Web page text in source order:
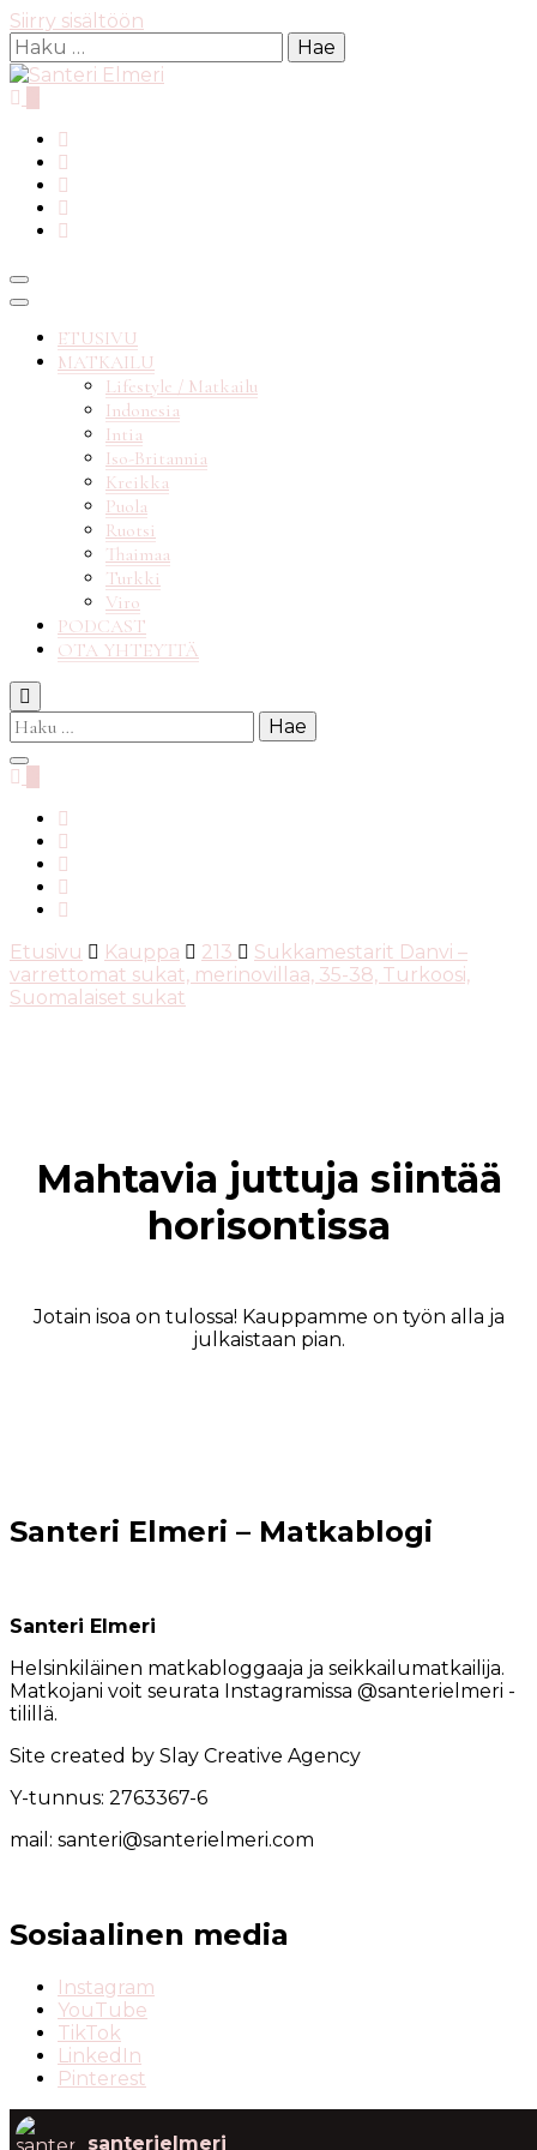
Siirry sisältöön
Haku:
Santeri
Elmeri
ETUSIVU
MATKAILU
Lifestyle / Matkailu
Indonesia
Intia
Iso-Britannia
Kreikka
Puola
Ruotsi
Thaimaa
Turkki
Viro
PODCAST
OTA YHTEYTTÄ
Haku:
Etusivu Kauppa 213
Sukkamestarit Danvi –
varrettomat sukat, merinovillaa, 35-38, Turkoosi,
Suomalaiset sukat
Mahtavia juttuja siintää
horisontissa
Jotain isoa on tulossa! Kauppamme on työn alla ja
julkaistaan pian.
Santeri Elmeri – Matkablogi
Santeri Elmeri
Helsinkiläinen matkabloggaaja ja seikkailumatkailija.
Matkojani voit seurata Instagramissa @santerielmeri -
tilillä.
Site created by Slay Creative Agency
Y-tunnus: 2763367-6
mail: santeri@santerielmeri.com
Sosiaalinen media
Instagram
YouTube
TikTok
LinkedIn
Pinterest
santerielmeri